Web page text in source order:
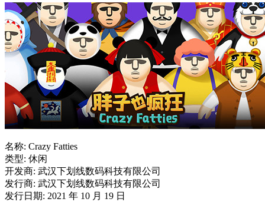
名称: Crazy Fatties
类型: 休闲
开发商: 武汉下划线数码科技有限公司
发行商: 武汉下划线数码科技有限公司
发行日期: 2021 年 10 月 19 日